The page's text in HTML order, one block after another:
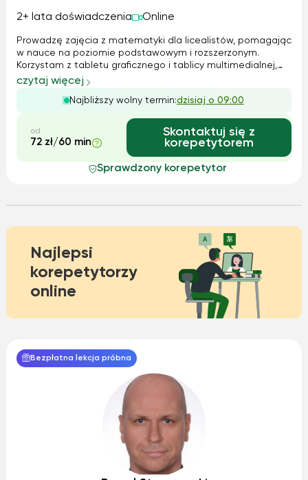
2+ lata doświadczenia Online
Prowadzę zajęcia z matematyki dla licealistów, pomagając
w nauce na poziomie podstawowym i rozszerzonym.
Korzystam z tabletu graficznego i tablicy multimedialnej,
aby ułatwić zrozumienie materiału. Na zajęciach tłumaczę
teorię w prosty sposób, a następnie ćwiczymy zadania. W
razie potrzeby udostępni...
czytaj więcej
Najbliższy wolny termin:dzisiaj o 09:00
od
72 zł/60 min
Skontaktuj się z
korepetytorem
Sprawdzony korepetytor
Najlepsi
korepetytorzy
online
Bezpłatna lekcja próbna